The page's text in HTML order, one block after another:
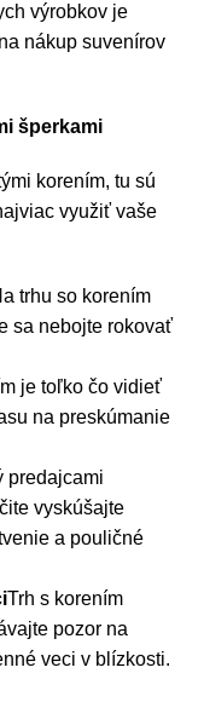
výrobkov je
nákup suvenírov
šperkami
korením, tu sú
využiť vaše
trhu so korením
sa nebojte rokovať
je toľko čo vidieť
na preskúmanie
predajcami
vyskúšajte
a pouličné
Trh s korením
pozor na
veci v blízkosti.